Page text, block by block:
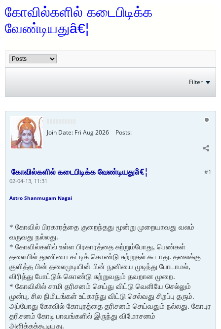
கோவில்களில் கடைபிடிக்க
வேண்டியதுâ€¦
Filter
Join Date: Fri Aug 2026 Posts:
#1
கோவில்களில் கடைபிடிக்க வேண்டியதுâ€¦
02-04-13, 11:31
Astro Shanmugam Nagai
* கோவில் பிரகாரத்தை குறைந்தது மூன்று முறையாவது வலம்
வருவது நல்லது.
* கோவில்களில் உள்ள பிரகாரத்தை சுற்றும்போது, பெண்கள்
தலையில் துணியை கட்டிக் கொண்டு சுற்றுதல் கூடாது. தலைக்கு
குளித்த பின் தலைமுடியின் பின் நுனியை முடிந்து போடாமல்,
விரித்து போட்டுக் கொண்டு சுற்றுவதும் தவறான முறை.
* கோவிலில் சாமி தரிசனம் செய்து விட்டு வெளியே செல்லும்
முன்பு, சில நிமிடங்கள் உட்காந்து விட்டு செல்வது சிறப்பு தரும்.
அப்போது கோவில் கோபுரத்தை தரிசனம் செய்வதும் நல்லது. கோபுர
தரிசனம் கோடி பாவங்களில் இருந்து விமோசனம்
அளிக்கக்கூடியது.